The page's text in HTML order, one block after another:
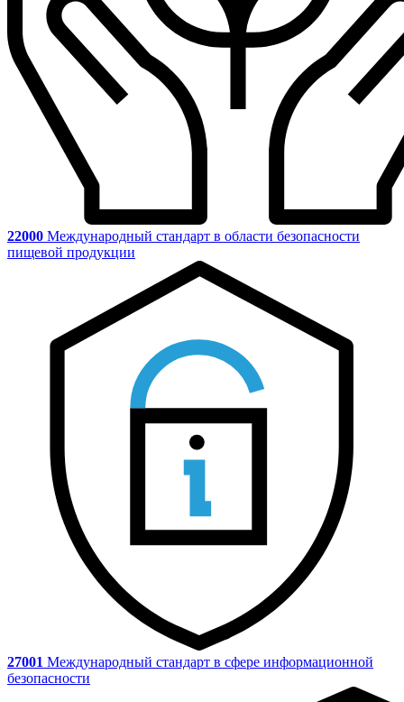
22000 Международный стандарт в области безопасности
пищевой продукции
27001 Международный стандарт в сфере информационной
безопасности